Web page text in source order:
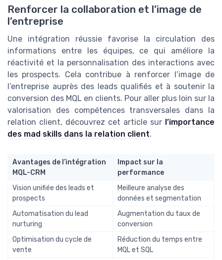
Renforcer la collaboration et l’image de
l’entreprise
Une intégration réussie favorise la circulation des
informations entre les équipes, ce qui améliore la
réactivité et la personnalisation des interactions avec
les prospects. Cela contribue à renforcer l’image de
l’entreprise auprès des leads qualifiés et à soutenir la
conversion des MQL en clients. Pour aller plus loin sur la
valorisation des compétences transversales dans la
relation client, découvrez cet article sur l’importance
des mad skills dans la relation client.
Avantages de l’intégration
MQL-CRM
Impact sur la
performance
Vision unifiée des leads et
prospects
Meilleure analyse des
données et segmentation
Automatisation du lead
nurturing
Augmentation du taux de
conversion
Optimisation du cycle de
vente
Réduction du temps entre
MQL et SQL